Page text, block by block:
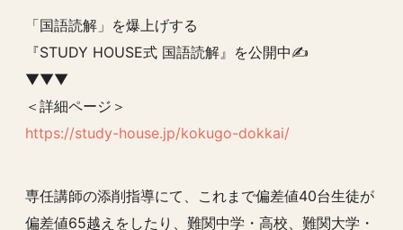
「国語読解」を爆上げする
『STUDY HOUSE式 国語読解』を公開中✍️
▼▼▼
＜詳細ページ＞
https://study-house.jp/kokugo-dokkai/
専任講師の添削指導にて、これまで偏差値40台生徒が
偏差値65越えをしたり、難関中学・高校、難関大学・